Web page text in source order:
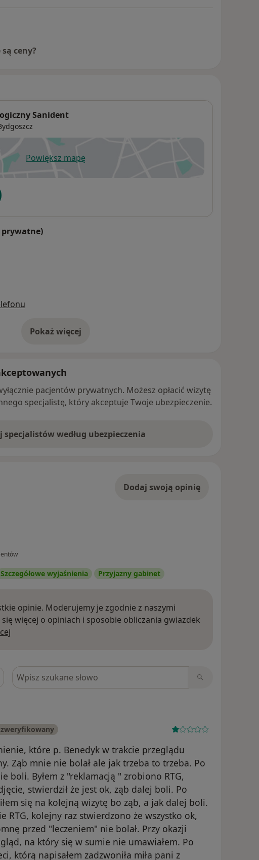
ceny?
Sanident
Powiększ mapęotwiera się w nowej karcie
prywatne)
Pokaż więcej
o adresie
pacjentów prywatnych. Możesz opłacić wizytę
specjalistę, który akceptuje Twoje ubezpieczenie.
specjalistów według ubezpieczenia
Dodaj swoją opinię
Szczegółowe wyjaśnienia Przyjazny gabinet
opinie. Moderujemy je zgodnie z naszymi
więcej o opiniach i sposobie obliczania gwiazdek
Szukaj w opiniach
które p. Benedyk w trakcie przeglądu
Ząb mnie nie bolał ale jak trzeba to trzeba. Po
boli. Byłem z "reklamacją " zrobiono RTG,
stwierdził że jest ok, ząb dalej boli. Po
się na kolejną wizytę bo ząb, a jak dalej boli.
RTG, kolejny raz stwierdzono że wszystko ok,
przed "leczeniem" nie bolał. Przy okazji
na który się w sumie nie umawiałem. Po
którą napisałem zadzwoniła miła pani z